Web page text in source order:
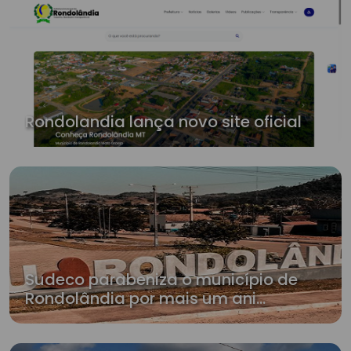
Rondolandia lança novo site oficial
Sudeco parabeniza o município de
Rondolândia por mais um ani...